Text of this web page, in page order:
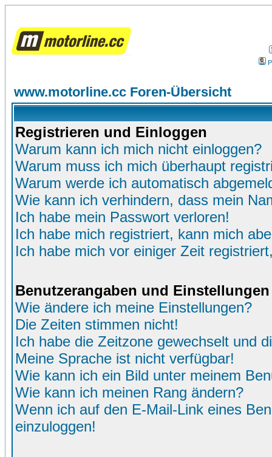
www.motorline.cc Foren-Übersicht
Registrieren und Einloggen
Warum kann ich mich nicht einloggen?
Warum muss ich mich überhaupt
Warum werde ich automatisch
Wie kann ich verhindern, dass mein
Ich habe mein Passwort verloren!
Ich habe mich registriert, kann mich
Ich habe mich vor einiger Zeit
Benutzerangaben und Einstellungen
Wie ändere ich meine Einstellungen?
Die Zeiten stimmen nicht!
Ich habe die Zeitzone gewechselt und
Meine Sprache ist nicht verfügbar!
Wie kann ich ein Bild unter meinem
Wie kann ich meinen Rang ändern?
Wenn ich auf den E-Mail-Link eines
einzuloggen!